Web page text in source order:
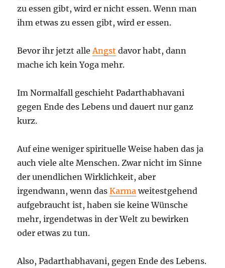
zu essen gibt, wird er nicht essen. Wenn man
ihm etwas zu essen gibt, wird er essen.
Bevor ihr jetzt alle Angst davor habt, dann
mache ich kein Yoga mehr.
Im Normalfall geschieht Padarthabhavani
gegen Ende des Lebens und dauert nur ganz
kurz.
Auf eine weniger spirituelle Weise haben das ja
auch viele alte Menschen. Zwar nicht im Sinne
der unendlichen Wirklichkeit, aber
irgendwann, wenn dasKarma weitestgehend
aufgebraucht ist, haben sie keine Wünsche
mehr, irgendetwas in der Welt zu bewirken
oder etwas zu tun.
Also, Padarthabhavani, gegen Ende des Lebens.